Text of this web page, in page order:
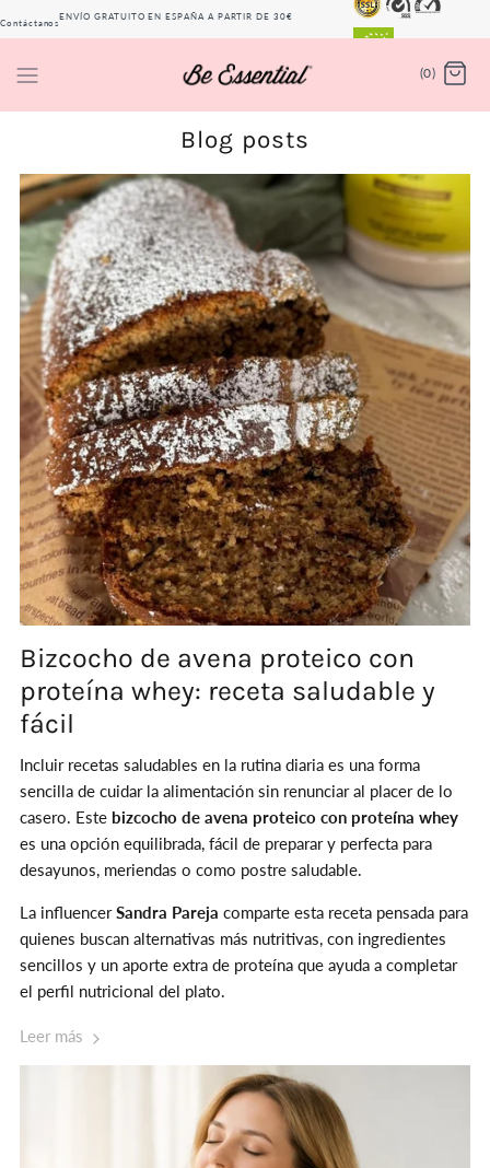
Contáctanos
ENVÍO GRATUITO EN ESPAÑA A PARTIR DE 30€
(0)
Blog posts
Bizcocho de avena proteico con
proteína whey: receta saludable y
fácil
Incluir recetas saludables en la rutina diaria es una forma
sencilla de cuidar la alimentación sin renunciar al placer de lo
casero. Este bizcocho de avena proteico con proteína whey
es una opción equilibrada, fácil de preparar y perfecta para
desayunos, meriendas o como postre saludable.
La influencerSandra Pareja comparte esta receta pensada para
quienes buscan alternativas más nutritivas, con ingredientes
sencillos y un aporte extra de proteína que ayuda a completar
el perfil nutricional del plato.
Leer más